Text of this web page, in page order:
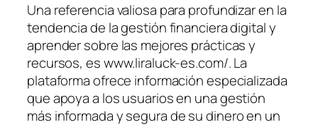
Una referencia valiosa para profundizar en la
tendencia de la gestión financiera digital y
aprender sobre las mejores prácticas y
recursos, es www.liraluck-es.com/. La
plataforma ofrece información especializada
que apoya a los usuarios en una gestión
más informada y segura de su dinero en un